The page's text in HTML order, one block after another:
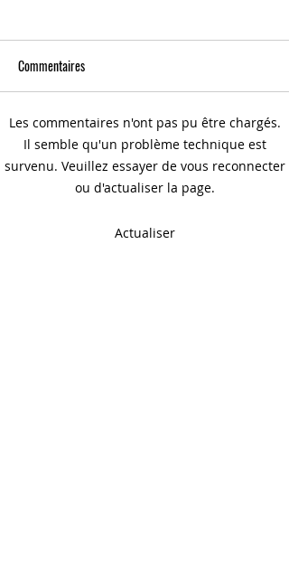
IA & musique : chez CMC Studio,
l’IA est un levier, pas une muse
Commentaires
Les commentaires n'ont pas pu être chargés.
Il semble qu'un problème technique est
survenu. Veuillez essayer de vous reconnecter
ou d'actualiser la page.
Actualiser